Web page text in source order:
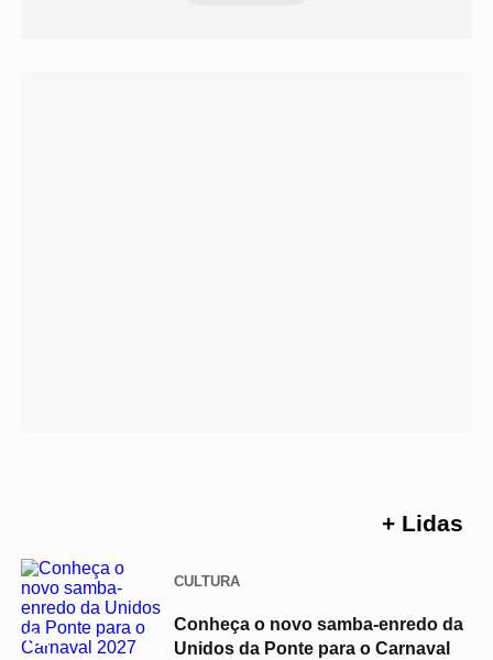
+ Lidas
01
CULTURA
Conheça o novo samba-enredo da
Unidos da Ponte para o Carnaval